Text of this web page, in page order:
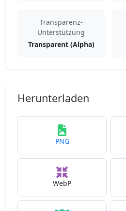
Transparenz-
Unterstützung
Transparent (Alpha)
Herunterladen
PNG
WebP